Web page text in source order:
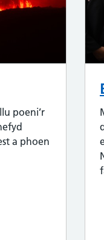
poeni’r
a phoen